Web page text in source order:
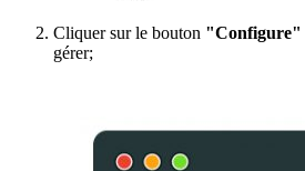
Cliquer sur le bouton "Configure"
gérer;